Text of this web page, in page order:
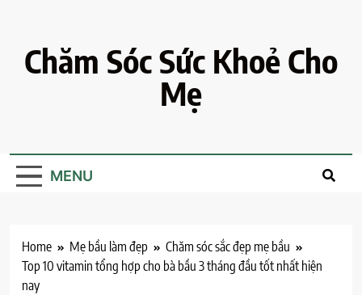
contentChăm Sóc Sức Khoẻ Cho
Mẹ
MENU
Home Mẹ bầu làm đẹp
Chăm sóc sắc đẹp mẹ bầu
Top 10 vitamin tổng hợp cho bà bầu 3 tháng đầu tốt nhất hiện
nay